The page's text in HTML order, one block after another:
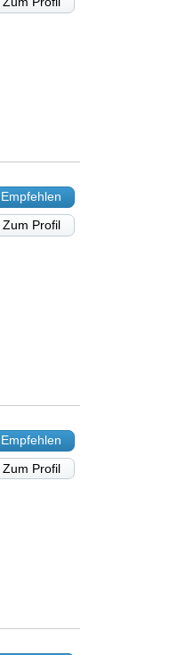
Empfehlen
Zum Profil
Empfehlen
Zum Profil